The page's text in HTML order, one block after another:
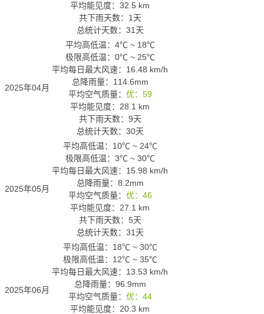
平均能见度：32.5 km
共下雨天数：1天
总统计天数：31天
2025年04月
平均高低温： 4℃ ~ 18℃
极限高低温： 0℃ ~ 25℃
平均每日最大风速：16.48 km/h
总降雨量：114.6mm
平均空气质量： 优：59
平均能见度：28.1 km
共下雨天数：9天
总统计天数：30天
2025年05月
平均高低温： 10℃ ~ 24℃
极限高低温： 3℃ ~ 30℃
平均每日最大风速：15.98 km/h
总降雨量：8.2mm
平均空气质量： 优：46
平均能见度：27.1 km
共下雨天数：5天
总统计天数：31天
2025年06月
平均高低温： 18℃ ~ 30℃
极限高低温： 12℃ ~ 35℃
平均每日最大风速：13.53 km/h
总降雨量：96.9mm
平均空气质量： 优：44
平均能见度：20.3 km